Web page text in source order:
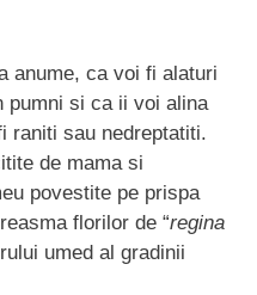
anume, ca voi fi alaturi
pumni si ca ii voi alina
raniti sau nedreptatiti.
de mama si
povestite pe prispa
florilor de “regina
umed al gradinii